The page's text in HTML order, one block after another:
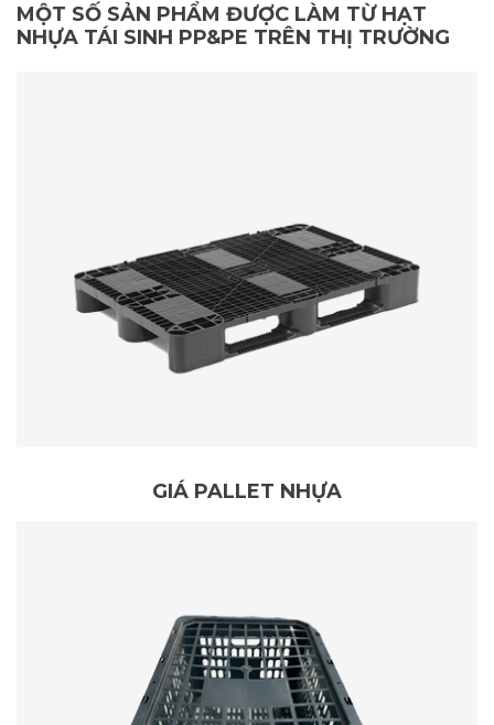
MỘT SỐ SẢN PHẨM ĐƯỢC LÀM TỪ HẠT
NHỰA TÁI SINH PP&PE TRÊN THỊ TRƯỜNG
GIÁ PALLET NHỰA